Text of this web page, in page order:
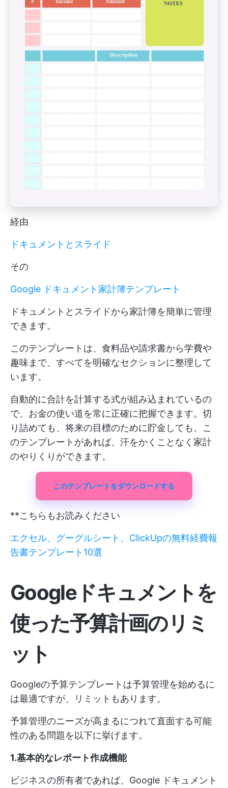
経由
ドキュメントとスライド
その
Google ドキュメント家計簿テンプレート
ドキュメントとスライドから家計簿を簡単に管理
できます。
このテンプレートは、食料品や請求書から学費や
趣味まで、すべてを明確なセクションに整理して
います。
自動的に合計を計算する式が組み込まれているの
で、お金の使い道を常に正確に把握できます。切
り詰めても、将来の目標のために貯金しても、こ
のテンプレートがあれば、汗をかくことなく家計
のやりくりができます。
このテンプレートをダウンロードする
**こちらもお読みください
エクセル、グーグルシート、ClickUpの無料経費報
告書テンプレート10選
Googleドキュメントを
使った予算計画のリミ
ット
Googleの予算テンプレートは予算管理を始めるに
は最適ですが、リミットもあります。
予算管理のニーズが高まるにつれて直面する可能
性のある問題を以下に挙げます。
1.基本的なレポート作成機能
ビジネスの所有者であれば、Google ドキュメント